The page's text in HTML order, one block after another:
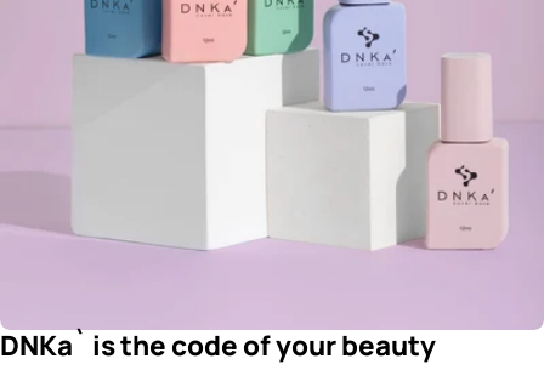
DNKa` is the code of your beauty